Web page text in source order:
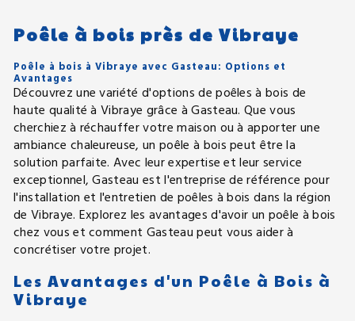
Poêle à bois près de Vibraye
Poêle à bois à Vibraye avec Gasteau: Options et
Avantages
Découvrez une variété d'options de poêles à bois de
haute qualité à Vibraye grâce à Gasteau. Que vous
cherchiez à réchauffer votre maison ou à apporter une
ambiance chaleureuse, un poêle à bois peut être la
solution parfaite. Avec leur expertise et leur service
exceptionnel, Gasteau est l'entreprise de référence pour
l'installation et l'entretien de poêles à bois dans la région
de Vibraye. Explorez les avantages d'avoir un poêle à bois
chez vous et comment Gasteau peut vous aider à
concrétiser votre projet.
Les Avantages d'un Poêle à Bois à
Vibraye